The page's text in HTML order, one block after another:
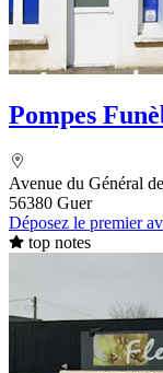
Pompes
Avenue du Général
56380 Guer
Déposez le premier
top notes